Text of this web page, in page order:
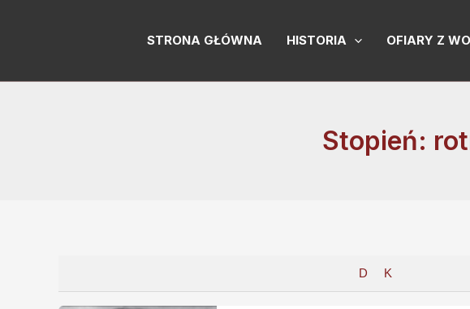
STRONA GŁÓWNA HISTORIA OFIARY Z
Stopień:
D K